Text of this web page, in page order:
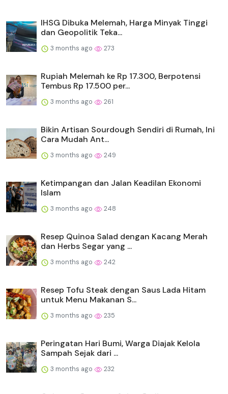
IHSG Dibuka Melemah, Harga Minyak Tinggi
dan Geopolitik Teka...
3 months ago 273
Rupiah Melemah ke Rp 17.300, Berpotensi
Tembus Rp 17.500 per...
3 months ago 261
Bikin Artisan Sourdough Sendiri di Rumah, Ini
Cara Mudah Ant...
3 months ago 249
Ketimpangan dan Jalan Keadilan Ekonomi
Islam
3 months ago 248
Resep Quinoa Salad dengan Kacang Merah
dan Herbs Segar yang ...
3 months ago 242
Resep Tofu Steak dengan Saus Lada Hitam
untuk Menu Makanan S...
3 months ago 235
Peringatan Hari Bumi, Warga Diajak Kelola
Sampah Sejak dari ...
3 months ago 232